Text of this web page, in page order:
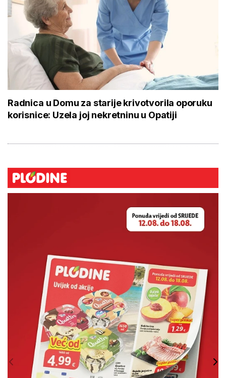
Radnica u Domu za starije krivotvorila oporuku
korisnice: Uzela joj nekretninu u Opatiji